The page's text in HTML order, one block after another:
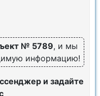
№ 5789, и мы
информацию!
и задайте